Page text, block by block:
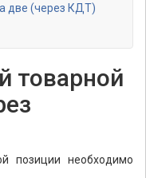
две (через КДТ)
товарной
позиции необходимо